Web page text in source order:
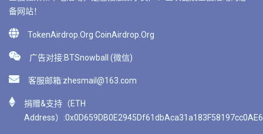
备网站！
TokenAirdrop.Org CoinAirdrop.Org
广告对接:BTSnowball (微信)
客服邮箱:zhesmail@163.com
捐赠&支持（ETH
Address）:0x0D659DB0E2945Df61dbAca31a183F58197cc0AE6